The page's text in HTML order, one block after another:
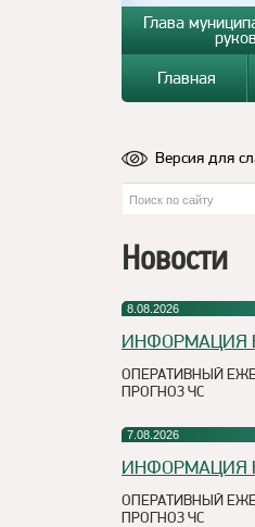
Глава
Главная
Версия для
Новости
8.08.2026
ИНФОРМАЦИЯ
ОПЕРАТИВНЫЙ
ПРОГНОЗ ЧС
7.08.2026
ИНФОРМАЦИЯ
ОПЕРАТИВНЫЙ
ПРОГНОЗ ЧС